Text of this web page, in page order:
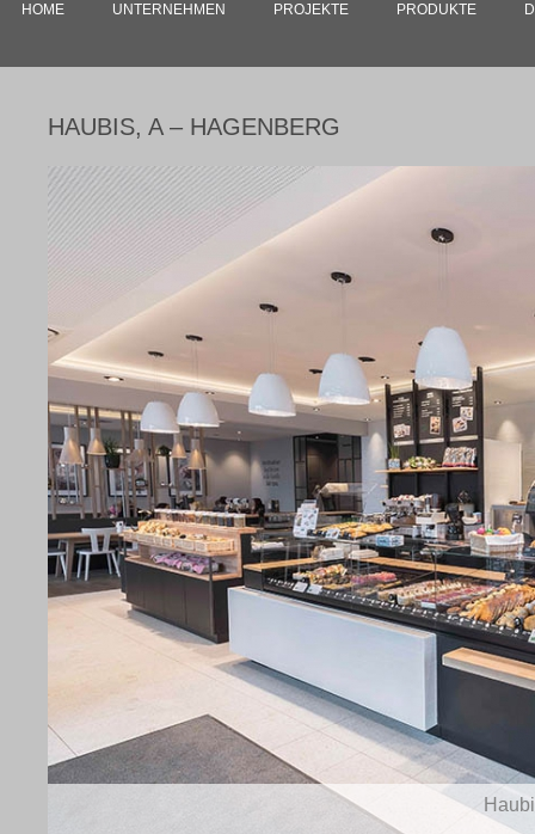
HOME UNTERNEHMEN PROJEKTE PRODUKTE
HAUBIS, A – HAGENBERG